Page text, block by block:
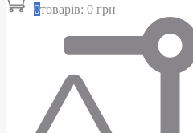
0товарів: 0 грн